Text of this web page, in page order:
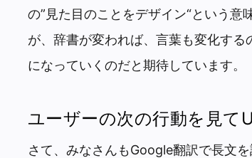
の”見た目のことをデザイン“という
が、辞書が変われば、言葉も変化す
になっていくのだと期待しています。
ユーザーの次の行動を見て
さて、みなさんもGoogle翻訳で長文